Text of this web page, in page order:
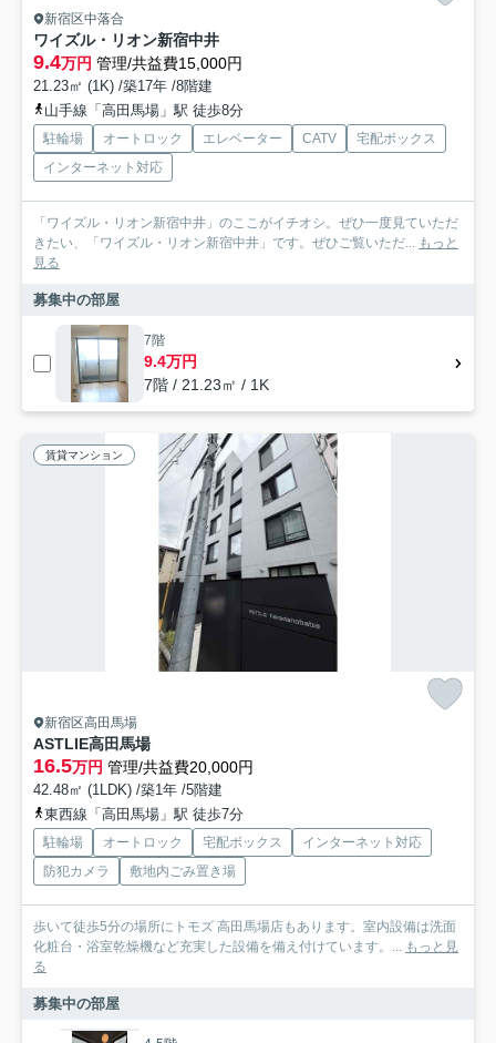
新宿区中落合
ワイズル・リオン新宿中井
9.4万円 管理/共益費15,000円
21.23㎡ (1K) /築17年 /8階建
山手線「高田馬場」駅 徒歩8分
駐輪場 オートロック エレベーター CATV
宅配ボックス
インターネット対応
「ワイズル・リオン新宿中井」のここがイチオシ。ぜひ一度見ていただ
きたい、「ワイズル・リオン新宿中井」です。ぜひご覧いただ... もっと
見る
募集中の部屋
7階
9.4万円
7階 / 21.23㎡ / 1K
賃貸マンション
新宿区高田馬場
ASTLIE高田馬場
16.5万円 管理/共益費20,000円
42.48㎡ (1LDK) /築1年 /5階建
東西線「高田馬場」駅 徒歩7分
駐輪場 オートロック 宅配ボックス
インターネット対応
防犯カメラ
敷地内ごみ置き場
歩いて徒歩5分の場所にトモズ 高田馬場店もあります。室内設備は洗面
化粧台・浴室乾燥機など充実した設備を備え付けています。... もっと見
る
募集中の部屋